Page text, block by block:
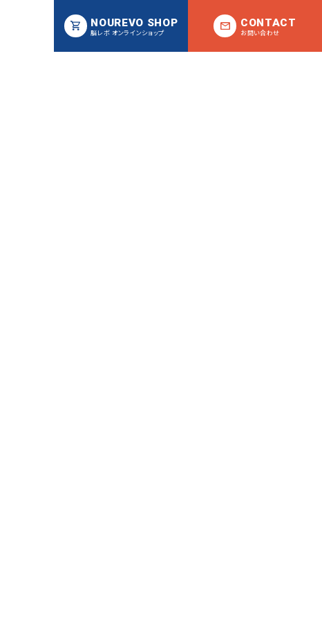
NOUREVO SHOP
脳レボ オンラインショップ
CONTACT
お問い合わせ